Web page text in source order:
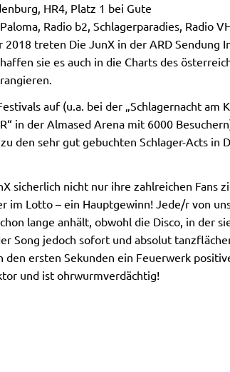
HR4, Platz 1 bei Gute
Radio b2, Schlagerparadies, Radio
treten Die JunX in der ARD Sendung
sie es auch in die Charts des
auf (u.a. bei der „Schlagernacht am
in der Almased Arena mit 6000
den sehr gut gebuchten Schlager-Acts in
sicherlich nicht nur ihre zahlreichen Fans
im Lotto – ein Hauptgewinn! Jede/r von
lange anhält, obwohl die Disco, in der
Song jedoch sofort und absolut
ersten Sekunden ein Feuerwerk
und ist ohrwurmverdächtig!